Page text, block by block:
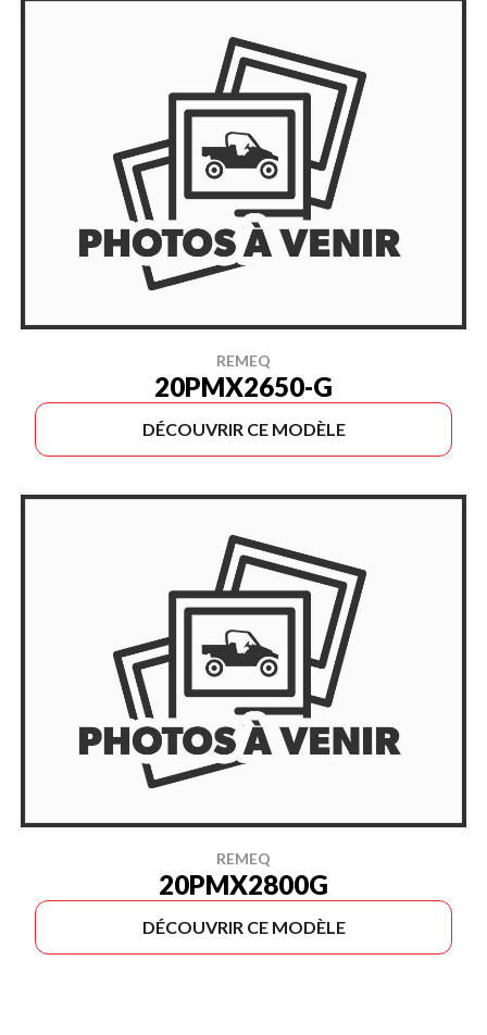
REMEQ
20PMX2650-G
DÉCOUVRIR CE MODÈLE
REMEQ
20PMX2800G
DÉCOUVRIR CE MODÈLE